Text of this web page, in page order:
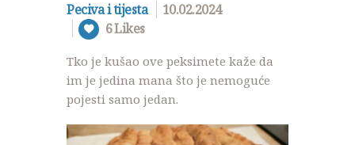
Peciva i tijesta
10.02.2024
6Likes
Tko je kušao ove peksimete kaže da
im je jedina mana što je nemoguće
pojesti samo jedan.